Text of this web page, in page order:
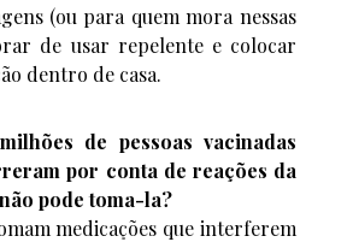
(ou para quem mora nessas
de usar repelente e colocar
dentro de casa.
de pessoas vacinadas
por conta de reações da
pode toma-la?
medicações que interferem